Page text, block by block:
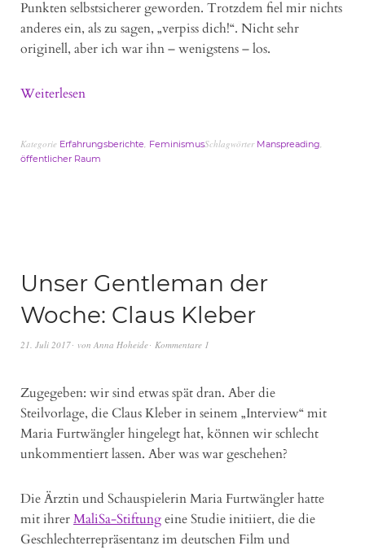
Punkten selbstsicherer geworden. Trotzdem fiel mir nichts
anderes ein, als zu sagen, „verpiss dich!“. Nicht sehr
originell, aber ich war ihn – wenigstens – los.
Weiterlesen
Kategorie Erfahrungsberichte, FeminismusSchlagwörter Manspreading,
öffentlicher Raum
Unser Gentleman der
Woche: Claus Kleber
21. Juli 2017 von Anna Hoheide Kommentare 1
Zugegeben: wir sind etwas spät dran. Aber die
Steilvorlage, die Claus Kleber in seinem „Interview“ mit
Maria Furtwängler hingelegt hat, können wir schlecht
unkommentiert lassen. Aber was war geschehen?
Die Ärztin und Schauspielerin Maria Furtwängler hatte
mit ihrerMaliSa-Stiftungeine Studie initiiert, die die
Geschlechterrepräsentanz im deutschen Film und